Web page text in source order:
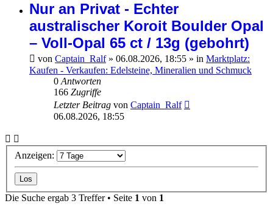
Nur an Privat - Echter
australischer Koroit Boulder Opal
– Voll-Opal 65 ct / 13g (gebohrt)
von Captain_Ralf» 06.08.2026, 18:55 » in Marktplatz:
Kaufen - Verkaufen: Edelsteine, Mineralien und Schmuck
0 Antworten
166 Zugriffe
Letzter Beitrag von Captain_Ralf
06.08.2026, 18:55
Anzeigen:
Die Suche ergab 3 Treffer • Seite 1 von 1